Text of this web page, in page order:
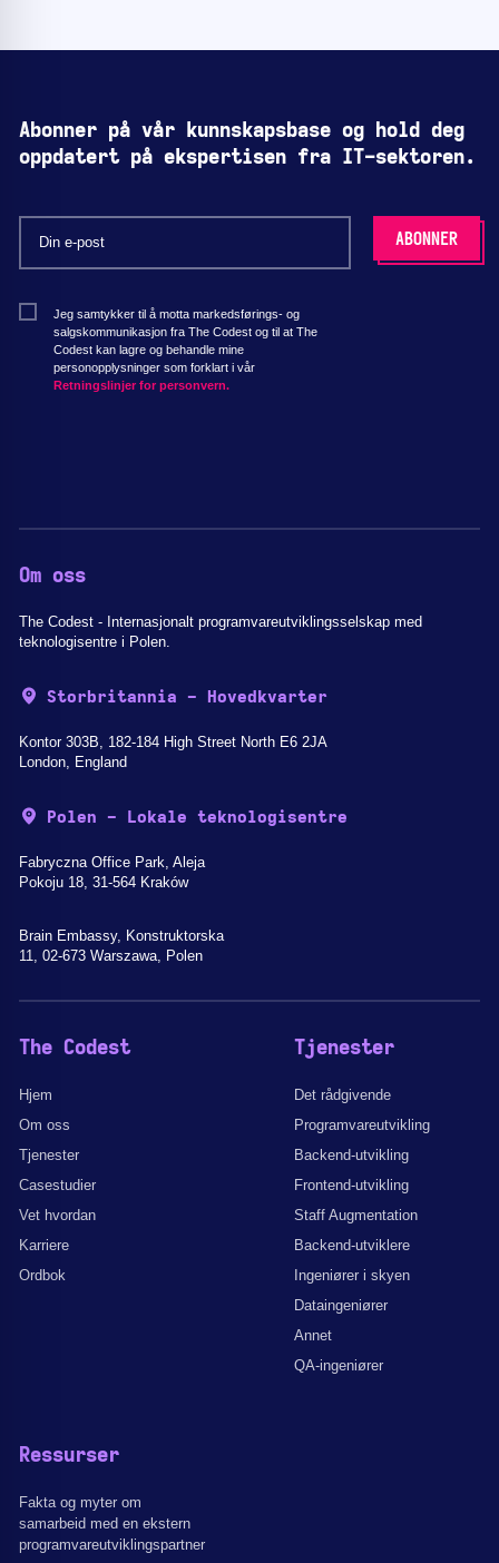
Abonner på vår kunnskapsbase og hold deg
oppdatert på ekspertisen fra IT-sektoren.
Jeg samtykker til å motta markedsførings- og
salgskommunikasjon fra The Codest og til at The
Codest kan lagre og behandle mine
personopplysninger som forklart i vår
Retningslinjer for personvern.
Om oss
The Codest - Internasjonalt programvareutviklingsselskap med
teknologisentre i Polen.
Storbritannia - Hovedkvarter
Kontor 303B, 182-184 High Street North E6 2JA
London, England
Polen - Lokale teknologisentre
Fabryczna Office Park, Aleja
Pokoju 18, 31-564 Kraków
Brain Embassy, Konstruktorska
11, 02-673 Warszawa, Polen
The Codest
Hjem
Om oss
Tjenester
Casestudier
Vet hvordan
Karriere
Ordbok
Tjenester
Det rådgivende
Programvareutvikling
Backend-utvikling
Frontend-utvikling
Staff Augmentation
Backend-utviklere
Ingeniører i skyen
Dataingeniører
Annet
QA-ingeniører
Ressurser
Fakta og myter om
samarbeid med en ekstern
programvareutviklingspartner